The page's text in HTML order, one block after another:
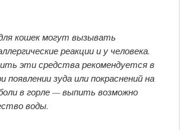
кошек могут вызывать
реакции и у человека.
эти средства рекомендуется в
появлении зуда или покраснений на
в горле — выпить возможно
воды.